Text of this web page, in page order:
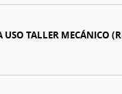
TALLER MECÁNICO